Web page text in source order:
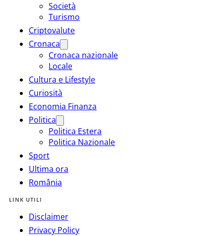
Società
Turismo
Criptovalute
Cronaca
Cronaca nazionale
Locale
Cultura e Lifestyle
Curiosità
Economia Finanza
Politica
Politica Estera
Politica Nazionale
Sport
Ultima ora
România
LINK UTILI
Disclaimer
Privacy Policy